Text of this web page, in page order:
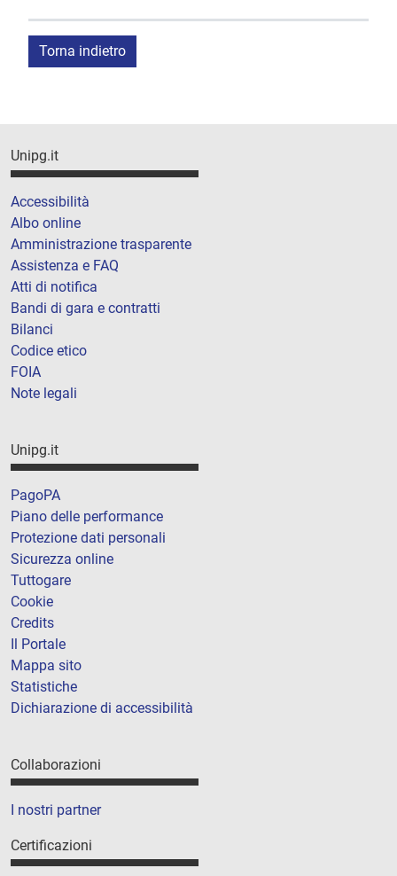
Torna indietro
Unipg.it
Accessibilità
Albo online
Amministrazione trasparente
Assistenza e FAQ
Atti di notifica
Bandi di gara e contratti
Bilanci
Codice etico
FOIA
Note legali
Unipg.it
PagoPA
Piano delle performance
Protezione dati personali
Sicurezza online
Tuttogare
Cookie
Credits
Il Portale
Mappa sito
Statistiche
Dichiarazione di accessibilità
Collaborazioni
I nostri partner
Certificazioni